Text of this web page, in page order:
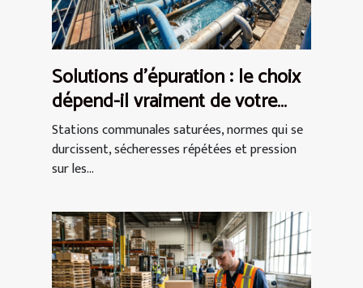
Solutions d’épuration : le choix
dépend-il vraiment de votre
secteur ?
Stations communales saturées, normes qui se
durcissent, sécheresses répétées et pression
sur les...